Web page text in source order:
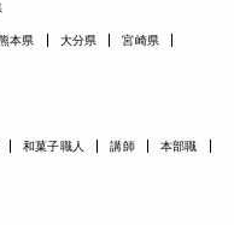
本県 大分県
宮崎県
和菓子職人 講師
本部職